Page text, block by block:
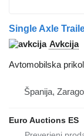
Single Axle
Avkcija
Avtomobilska
Španija,
Euro Auctions ES